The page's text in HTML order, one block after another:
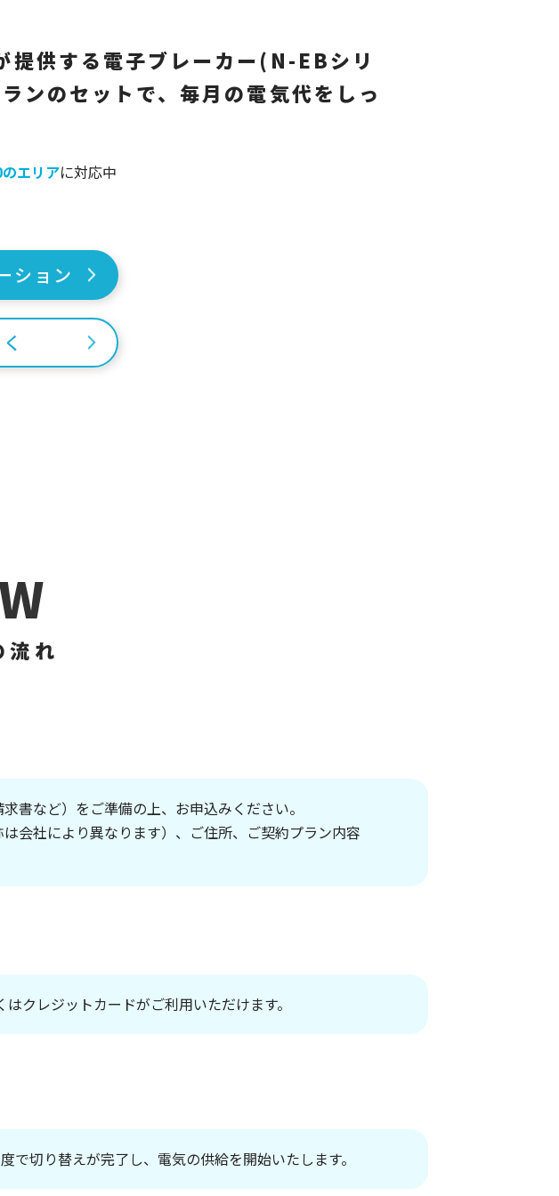
提供する電子ブレーカー(N-EBシリ
ンのセットで、毎月の電気代をしっ
エリアに対応中
ション
流れ
書など）をご準備の上、お申込みください。
会社により異なります）、ご住所、ご契約プラン内容
クレジットカードがご利用いただけます。
切り替えが完了し、電気の供給を開始いたします。